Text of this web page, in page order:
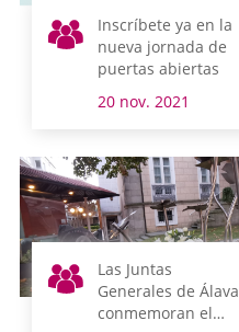
Inscríbete ya en la
nueva jornada de
puertas abiertas
20 nov. 2021
Las Juntas
Generales de Álava
conmemoran el